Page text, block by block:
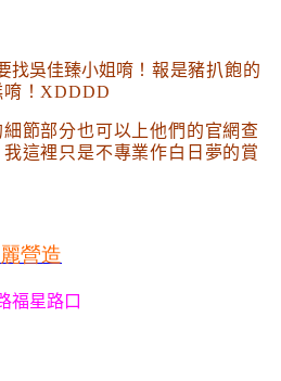
找吳佳臻小姐唷 ！報是豬扒飽的
唷 ！XDDDD
節部分也可以上他們的官網查
我這裡只是不專業作白日夢的賞
營造
福星路口